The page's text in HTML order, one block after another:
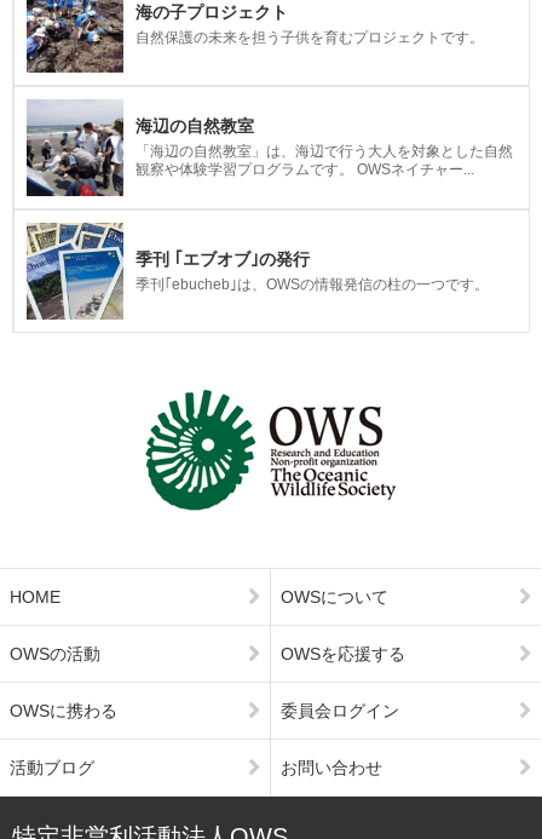
海の子プロジェクト
自然保護の未来を担う子供を育むプロジェクトです。
海辺の自然教室
「海辺の自然教室」は、海辺で行う大人を対象とした自然
観察や体験学習プログラムです。 OWSネイチャー...
季刊 ｢エブオブ｣の発行
季刊｢ebucheb｣は、OWSの情報発信の柱の一つです。
HOME
OWSの活動
OWSに携わる
活動ブログ
OWSについて
OWSを応援する
委員会ログイン
お問い合わせ